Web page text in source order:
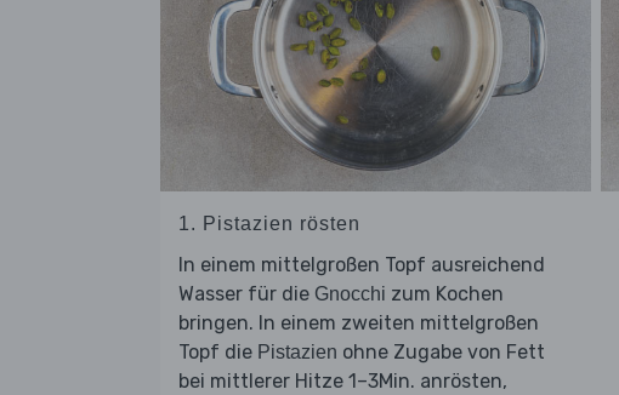
1. Pistazien rösten
In einem mittelgroßen Topf ausreichend
Wasser für die Gnocchi zum Kochen
bringen. In einem zweiten mittelgroßen
Topf die Pistazien ohne Zugabe von Fett
bei mittlerer Hitze 1–3Min. anrösten,